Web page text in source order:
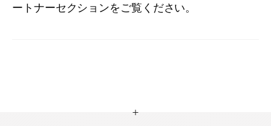
ートナーセクションをご覧ください。